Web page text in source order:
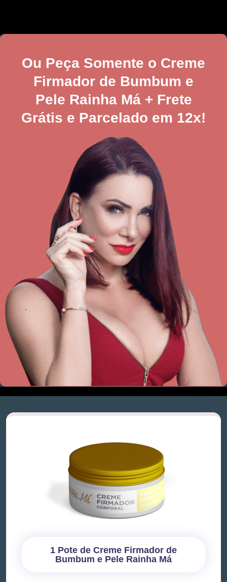
Ou Peça Somente o Creme
Firmador de Bumbum e
Pele Rainha Má + Frete
Grátis e Parcelado em 12x!
1 Pote de Creme Firmador de
Bumbum e Pele Rainha Má